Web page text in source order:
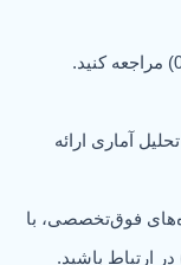
آماری ارائه
فوق‌تخصصی، با